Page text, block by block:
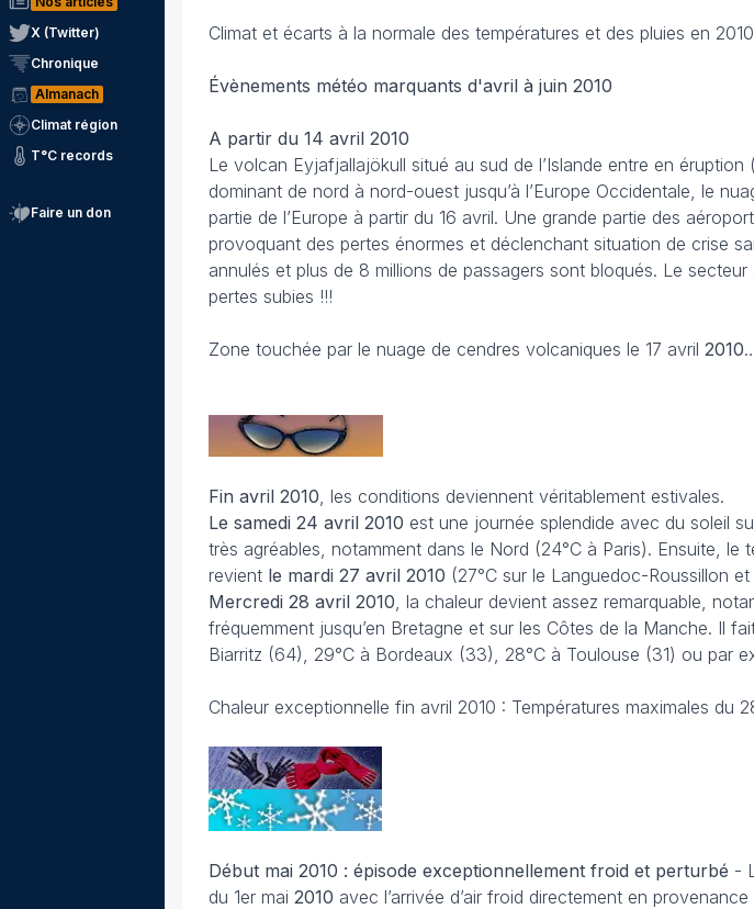
X (Twitter)
Chronique
Almanach
Climat région
T°C records
Faire un don
Climat et écarts à la normale des températures et des pluies en 2010
Évènements météo marquants d'avril à juin 2010
A partir du 14 avril 2010
Le volcan Eyjafjallajökull situé au sud de l’Islande entre en éruption
dominant de nord à nord-ouest jusqu’à l’Europe Occidentale, le
partie de l’Europe à partir du 16 avril. Une grande partie des
provoquant des pertes énormes et déclenchant situation de crise
annulés et plus de 8 millions de passagers sont bloqués. Le secteur
pertes subies !!!
Zone touchée par le nuage de cendres volcaniques le 17 avril 2010
Fin avril 2010, les conditions deviennent véritablement estivales.
Le samedi 24 avril 2010 est une journée splendide avec du soleil
très agréables, notamment dans le Nord (24°C à Paris). Ensuite, le
revient le mardi 27 avril 2010 (27°C sur le Languedoc-Roussillon
Mercredi 28 avril 2010, la chaleur devient assez remarquable,
fréquemment jusqu’en Bretagne et sur les Côtes de la Manche. Il
Biarritz (64), 29°C à Bordeaux (33), 28°C à Toulouse (31) ou par
Chaleur exceptionnelle fin avril 2010 : Températures maximales du
Début mai 2010 : épisode exceptionnellement froid et perturbé -
du 1er mai 2010 avec l’arrivée d’air froid directement en